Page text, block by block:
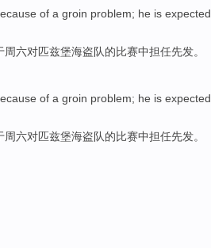
of a groin problem; he is expected
周六对匹兹堡海盗队的比赛中担任先发。
of a groin problem; he is expected
周六对匹兹堡海盗队的比赛中担任先发。